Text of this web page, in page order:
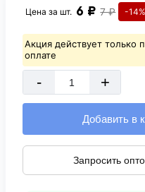
Цена за шт. 6 ₽ 7 ₽ -14%
Акция действует только
оплате
- +
Добавить в
Запросить